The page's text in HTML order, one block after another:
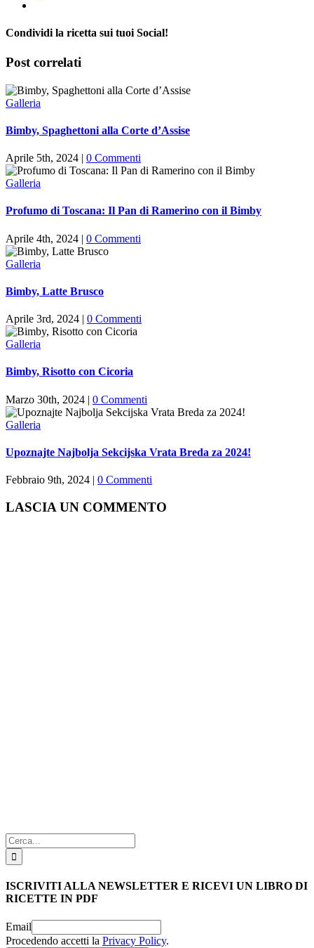
Condividi la ricetta sui tuoi Social!
Facebook
X
Tumblr
Pinterest
Post correlati
Galleria
Bimby, Spaghettoni alla Corte d’Assise
Aprile 5th, 2024 | 0 Commenti
Galleria
Profumo di Toscana: Il Pan di Ramerino con il Bimby
Aprile 4th, 2024 | 0 Commenti
Galleria
Bimby, Latte Brusco
Aprile 3rd, 2024 | 0 Commenti
Galleria
Bimby, Risotto con Cicoria
Marzo 30th, 2024 | 0 Commenti
Galleria
Upoznajte Najbolja Sekcijska Vrata Breda za 2024!
Febbraio 9th, 2024 | 0 Commenti
LASCIA UN COMMENTO
Cerca
per:
ISCRIVITI ALLA NEWSLETTER E RICEVI UN LIBRO DI
RICETTE IN PDF
Email
Procedendo accetti la Privacy Policy.